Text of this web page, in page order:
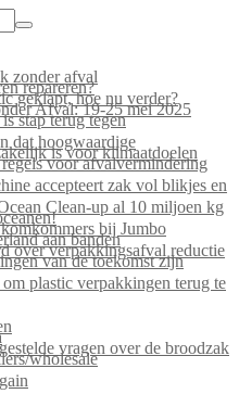
zonder afval
repareren?
geklapt, hoe nu verder?
Afval: 19-25 mei 2025
stap terug tegen
dat hoogwaardige
is voor klimaatdoelen
voor afvalvermindering
accepteert zak vol blikjes en
Clean-up al 10 miljoen kg
bij Jumbo
aan banden
over verpakkingsafval reductie
van de toekomst zijn
plastic verpakkingen terug te
vragen over de broodzak
wholesale